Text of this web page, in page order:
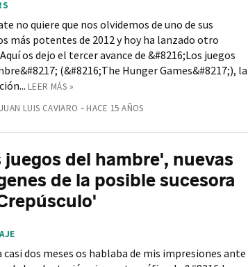
no quiere que nos olvidemos de uno de sus
más potentes de 2012 y hoy ha lanzado otro
os dejo el tercer avance de &#8216;Los juegos
(&#8216;The Hunger Games&#8217;), la
LEER MÁS »
JUAN LUIS CAVIARO HACE 15 AÑOS
juegos del hambre', nuevas
de la posible sucesora
casi dos meses os hablaba de mis impresiones ante